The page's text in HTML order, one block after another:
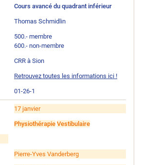
Cours avancé du quadrant inférieur
Thomas Schmidlin
500.- membre
600.- non-membre
CRR à Sion
Retrouvez toutes les informations ici !
01-26-1
17 janvier
Physiothérapie Vestibulaire
Pierre-Yves Vanderberg